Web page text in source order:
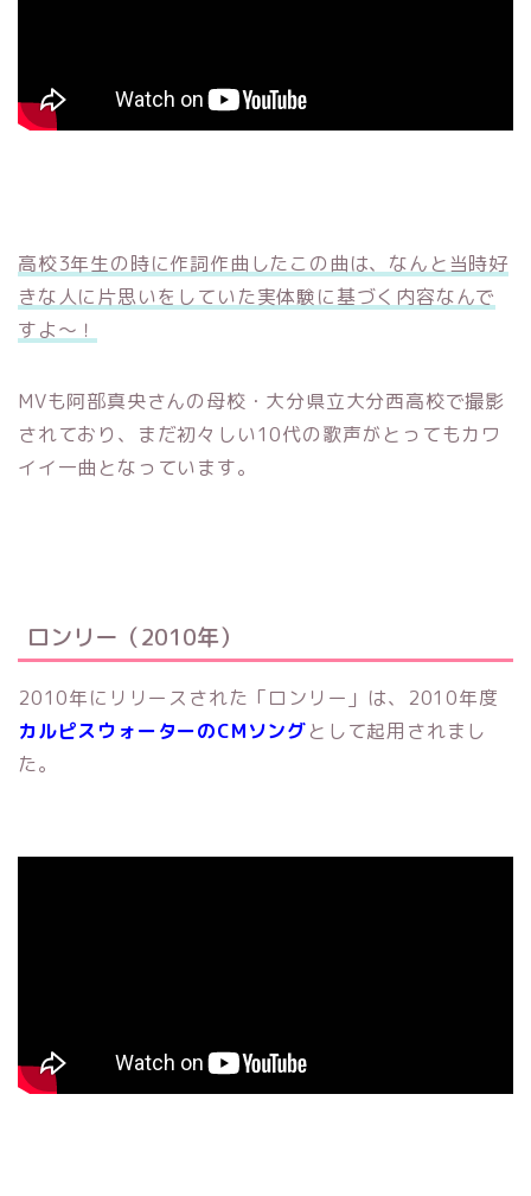
高校3年生の時に作詞作曲したこの曲は、なんと当時好
きな人に片思いをしていた実体験に基づく内容なんで
すよ～！
MVも阿部真央さんの母校・大分県立大分西高校で撮影
されており、まだ初々しい10代の歌声がとってもカワ
イイ一曲となっています。
ロンリー（2010年）
2010年にリリースされた「ロンリー」は、2010年度
カルピスウォーターのCMソングとして起用されまし
た。